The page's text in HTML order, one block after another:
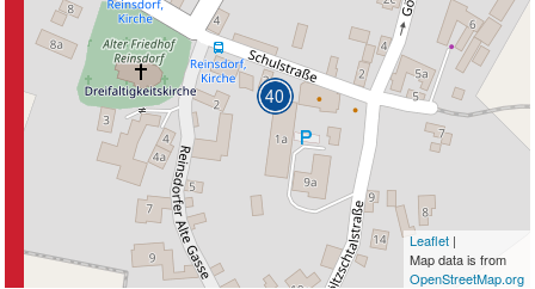
Leaflet|
Map data is from
OpenStreetMap.org